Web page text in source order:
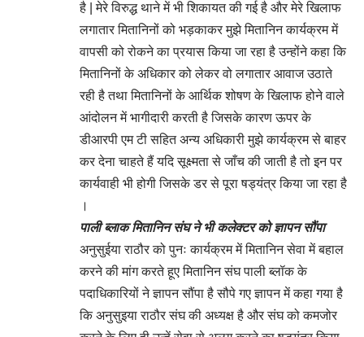
है | मेरे विरुद्ध थाने में भी शिकायत की गई है और मेरे खिलाफ
लगातार मितानिनों को भड़काकर मुझे मितानिन कार्यक्रम में
वापसी को रोकने का प्रयास किया जा रहा है उन्होंने कहा कि
मितानिनों के अधिकार को लेकर वो लगातार आवाज उठाते
रही है तथा मितानिनों के आर्थिक शोषण के खिलाफ होने वाले
आंदोलन में भागीदारी करती है जिसके कारण ऊपर के
डीआरपी एम टी सहित अन्य अधिकारी मुझे कार्यक्रम से बाहर
कर देना चाहते हैं यदि सूक्ष्मता से जाँच की जाती है तो इन पर
कार्यवाही भी होगी जिसके डर से पूरा षड्यंत्र किया जा रहा है
।
पाली ब्लाक मितानिन संघ ने भी कलेक्टर को ज्ञापन सौंपा
अनुसुईया राठौर को पुनः कार्यक्रम में मितानिन सेवा में बहाल
करने की मांग करते हूए मितानिन संघ पाली ब्लॉक के
पदाधिकारियों ने ज्ञापन सौंपा है सौपे गए ज्ञापन में कहा गया है
कि अनुसुइया राठौर संघ की अध्यक्ष है और संघ को कमजोर